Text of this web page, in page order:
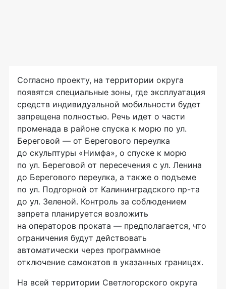
Согласно проекту, на территории округа
появятся специальные зоны, где эксплуатация
средств индивидуальной мобильности будет
запрещена полностью. Речь идет о части
променада в районе спуска к морю по ул.
Береговой — от Берегового переулка
до скульптуры «Нимфа», о спуске к морю
по ул. Береговой от пересечения с ул. Ленина
до Берегового переулка, а также о подъеме
по ул. Подгорной от Калининградского пр-та
до ул. Зеленой. Контроль за соблюдением
запрета планируется возложить
на операторов проката — предполагается, что
ограничения будут действовать
автоматически через программное
отключение самокатов в указанных границах.
На всей территории Светлогорского округа